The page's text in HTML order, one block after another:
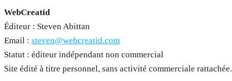
WebCreatid
Éditeur : Steven Abittan
Email : steven@webcreatid.com
Statut : éditeur indépendant non commercial
Site édité à titre personnel, sans activité commerciale rattachée.